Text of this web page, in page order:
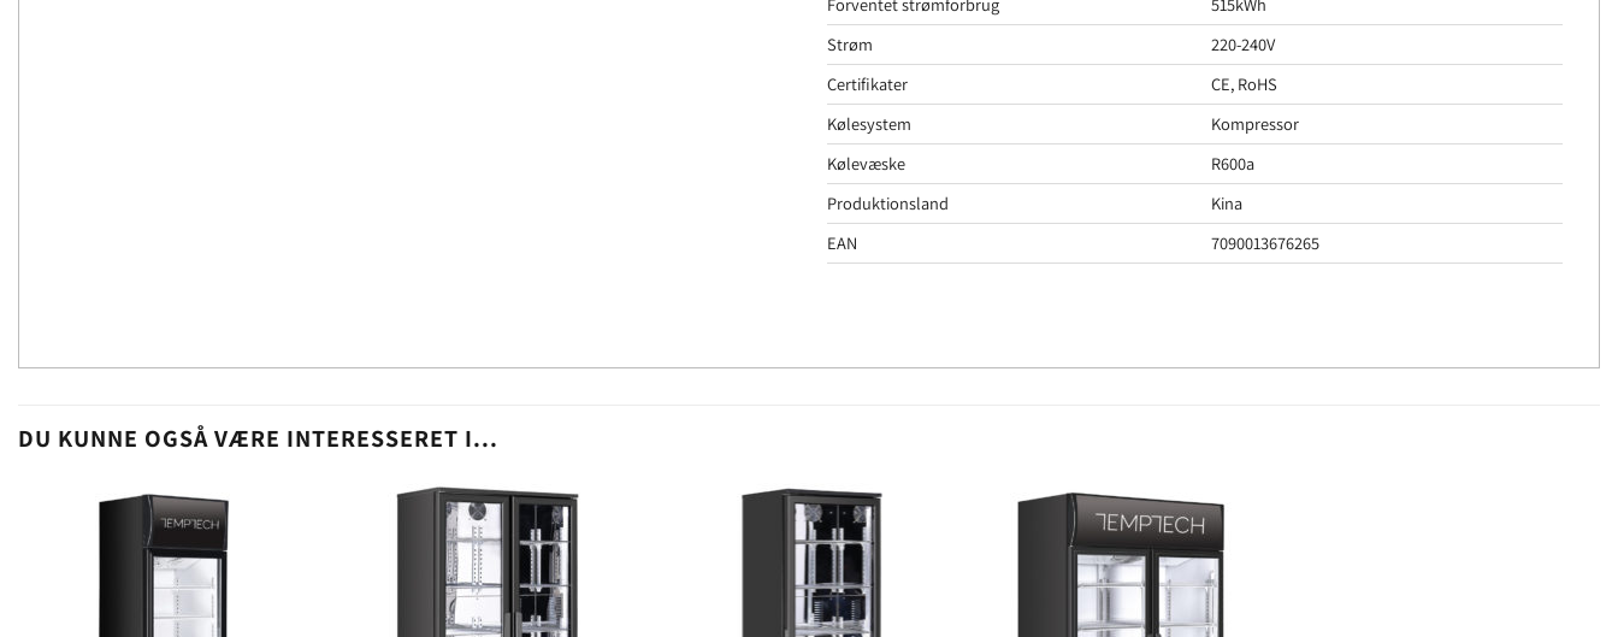
Strøm
220-240V
Certifikater
CE, RoHS
Kølesystem
Kompressor
Kølevæske
R600a
Produktionsland
Kina
EAN
7090013676265
DU KUNNE OGSÅ VÆRE INTERESSERET I...